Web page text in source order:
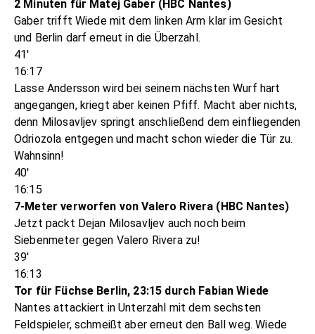
2 Minuten für Matej Gaber (HBC Nantes)
Gaber trifft Wiede mit dem linken Arm klar im Gesicht
und Berlin darf erneut in die Überzahl.
41'
16:17
Lasse Andersson wird bei seinem nächsten Wurf hart
angegangen, kriegt aber keinen Pfiff. Macht aber nichts,
denn Milosavljev springt anschließend dem einfliegenden
Odriozola entgegen und macht schon wieder die Tür zu.
Wahnsinn!
40'
16:15
7-Meter verworfen von Valero Rivera (HBC Nantes)
Jetzt packt Dejan Milosavljev auch noch beim
Siebenmeter gegen Valero Rivera zu!
39'
16:13
Tor für Füchse Berlin, 23:15 durch Fabian Wiede
Nantes attackiert in Unterzahl mit dem sechsten
Feldspieler, schmeißt aber erneut den Ball weg. Wiede